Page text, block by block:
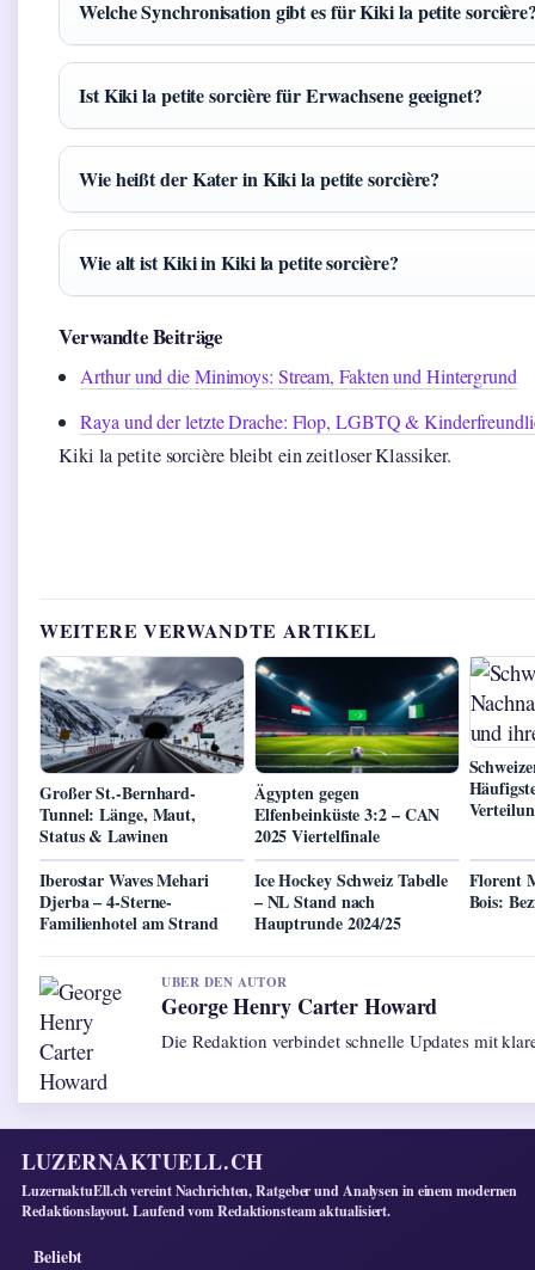
Welche Synchronisation gibt es für Kiki la petite
Ist Kiki la petite sorcière für Erwachsene geeignet?
Wie heißt der Kater in Kiki la petite sorcière?
Wie alt ist Kiki in Kiki la petite sorcière?
Verwandte Beiträge
Arthur und die Minimoys: Stream, Fakten und Hintergrund
Raya und der letzte Drache: Flop, LGBTQ &
Kiki la petite sorcière bleibt ein zeitloser Klassiker.
WEITERE VERWANDTE ARTIKEL
Großer St.-Bernhard-
Tunnel: Länge, Maut,
Status & Lawinen
Ägypten gegen
Elfenbeinküste 3:2 – CAN
2025 Viertelfinale
Iberostar Waves Mehari
Djerba – 4-Sterne-
Familienhotel am Strand
Ice Hockey Schweiz Tabelle
– NL Stand nach
Hauptrunde 2024/25
Florent
Bois:
UBER DEN AUTOR
George Henry Carter Howard
Die Redaktion verbindet schnelle Updates mit
LUZERNAKTUELL.CH
LuzernaktuEll.ch vereint Nachrichten, Ratgeber und Analysen in einem modernen
Redaktionslayout. Laufend vom Redaktionsteam aktualisiert.
Beliebt